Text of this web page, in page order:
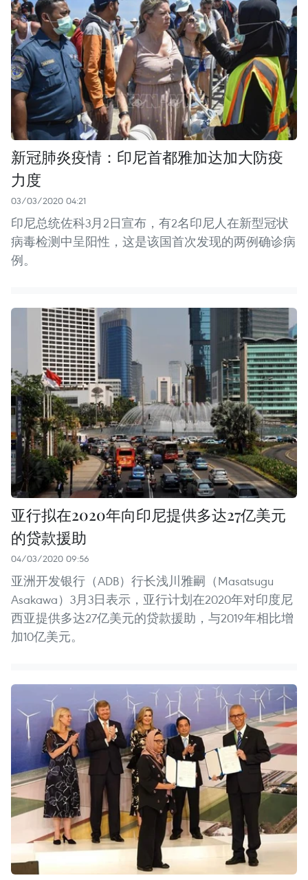
新冠肺炎疫情：印尼首都雅加达加大防疫
力度
03/03/2020 04:21
印尼总统佐科3月2日宣布，有2名印尼人在新型冠状
病毒检测中呈阳性，这是该国首次发现的两例确诊病
例。
亚行拟在2020年向印尼提供多达27亿美元
的贷款援助
04/03/2020 09:56
亚洲开发银行（ADB）行长浅川雅嗣（Masatsugu
Asakawa）3月3日表示，亚行计划在2020年对印度尼
西亚提供多达27亿美元的贷款援助，与2019年相比增
加10亿美元。